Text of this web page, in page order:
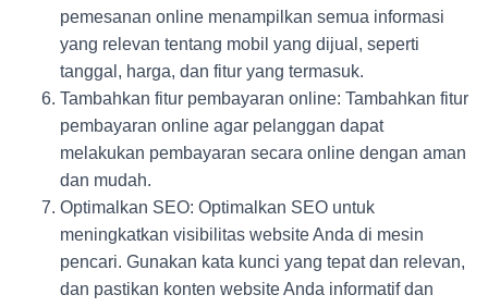
pemesanan online menampilkan semua informasi
yang relevan tentang mobil yang dijual, seperti
tanggal, harga, dan fitur yang termasuk.
Tambahkan fitur pembayaran online: Tambahkan fitur
pembayaran online agar pelanggan dapat
melakukan pembayaran secara online dengan aman
dan mudah.
Optimalkan SEO: Optimalkan SEO untuk
meningkatkan visibilitas website Anda di mesin
pencari. Gunakan kata kunci yang tepat dan relevan,
dan pastikan konten website Anda informatif dan